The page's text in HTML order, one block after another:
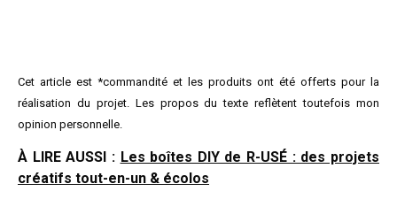
Cet article est *commandité et les produits ont été offerts pour la
réalisation du projet. Les propos du texte reflètent toutefois mon
opinion personnelle.
À LIRE AUSSI : Les boîtes DIY de R-USÉ : des projets
créatifs tout-en-un & écolos